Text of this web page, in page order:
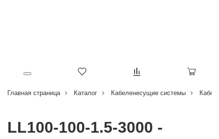
Главная страница Каталог Кабеленесущие системы
LL100-100-1.5-3000 -